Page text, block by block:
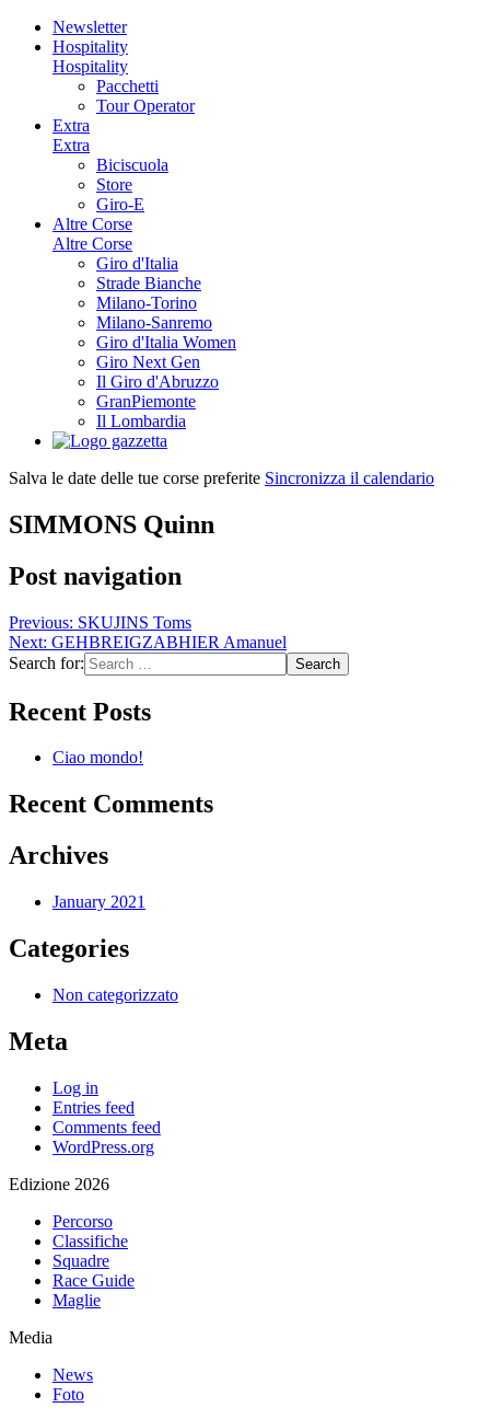
Newsletter
Hospitality
Hospitality
Pacchetti
Tour Operator
Extra
Extra
Biciscuola
Store
Giro-E
Altre Corse
Altre Corse
Giro d'Italia
Strade Bianche
Milano-Torino
Milano-Sanremo
Giro d'Italia Women
Giro Next Gen
Il Giro d'Abruzzo
GranPiemonte
Il Lombardia
Salva le date delle tue corse preferite Sincronizza il calendario
SIMMONS Quinn
Post navigation
Previous: SKUJINS Toms
Next: GEHBREIGZABHIER Amanuel
Search for:
Recent Posts
Ciao mondo!
Recent Comments
Archives
January 2021
Categories
Non categorizzato
Meta
Log in
Entries feed
Comments feed
WordPress.org
Edizione 2026
Percorso
Classifiche
Squadre
Race Guide
Maglie
Media
News
Foto